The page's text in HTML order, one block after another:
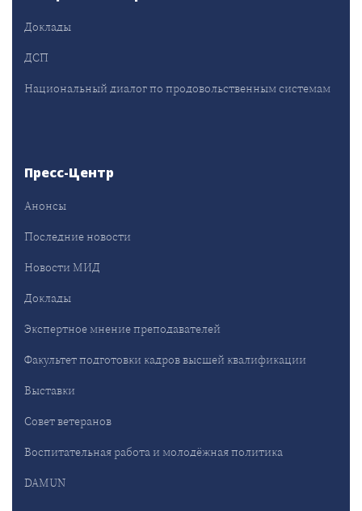
Доклады
ДСП
Национальный диалог по продовольственным системам
Пресс-Центр
Анонсы
Последние новости
Новости МИД
Доклады
Экспертное мнение преподавателей
Факультет подготовки кадров высшей квалификации
Выставки
Совет ветеранов
Воспитательная работа и молодёжная политика
DAMUN